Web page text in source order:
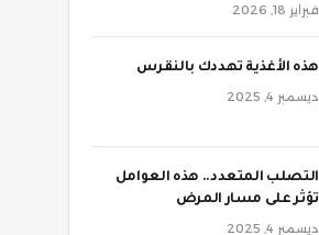
فبراير 18, 2026
‫هذه الأغذية تهددك بالنقرس
ديسمبر 4, 2025
‫التصلب المتعدد.. هذه العوامل
تؤثر على مسار المرض
ديسمبر 4, 2025